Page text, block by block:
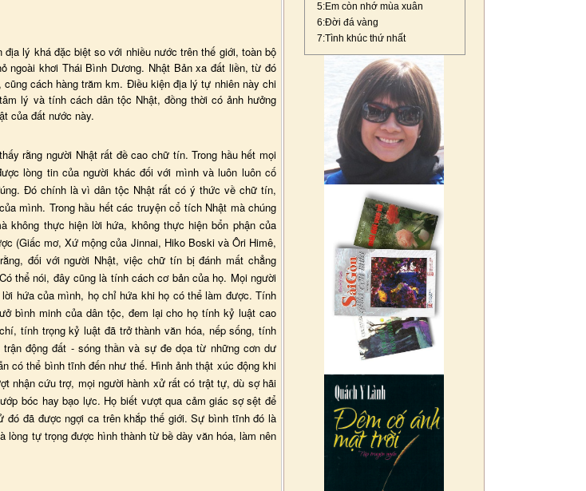
lý khá đặc biệt so với nhiều nước trên thế giới, toàn bộ
ngoài khơi Thái Bình Dương. Nhật Bản xa đất liền, từ đó
cách hàng trăm km. Điều kiện địa lý tự nhiên này chi
lý và tính cách dân tộc Nhật, đồng thời có ảnh hưởng
của đất nước này.
rằng người Nhật rất đề cao chữ tín. Trong hầu hết mọi
lòng tin của người khác đối với mình và luôn luôn cố
Đó chính là vì dân tộc Nhật rất có ý thức về chữ tín,
mình. Trong hầu hết các truyện cổ tích Nhật mà chúng
không thực hiện lời hứa, không thực hiện bổn phận của
(Giấc mơ, Xứ mộng của Jinnai, Hiko Boski và Ôri Himê,
đối với người Nhật, việc chữ tín bị đánh mất chẳng
thể nói, đây cũng là tính cách cơ bản của họ. Mọi người
hứa của mình, họ chỉ hứa khi họ có thể làm được. Tính
bình minh của dân tộc, đem lại cho họ tính kỷ luật cao
tính trọng kỷ luật đã trở thành văn hóa, nếp sống, tính
động đất - sóng thần và sự đe dọa từ những cơn dư
có thể bình tĩnh đến như thế. Hình ảnh thật xúc động khi
nhận cứu trợ, mọi người hành xử rất có trật tự, dù sợ hãi
bóc hay bạo lực. Họ biết vượt qua cảm giác sợ sệt để
đó đã được ngợi ca trên khắp thế giới. Sự bình tĩnh đó là
lòng tự trọng được hình thành từ bề dày văn hóa, làm nên
5:Em còn nhớ mùa xuân
6:Đời đá vàng
7:Tình khúc thứ nhất